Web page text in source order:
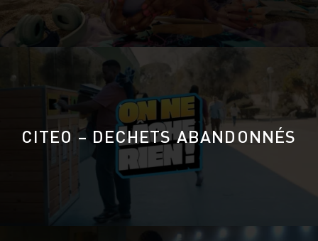
CITEO – DECHETS ABANDONNÉS